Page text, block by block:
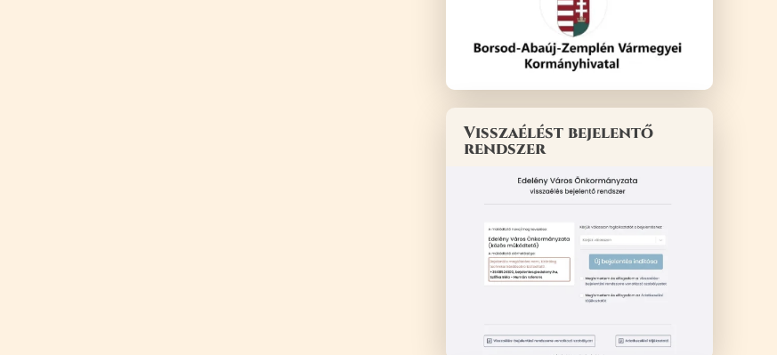
Visszaélést bejelentő
rendszer